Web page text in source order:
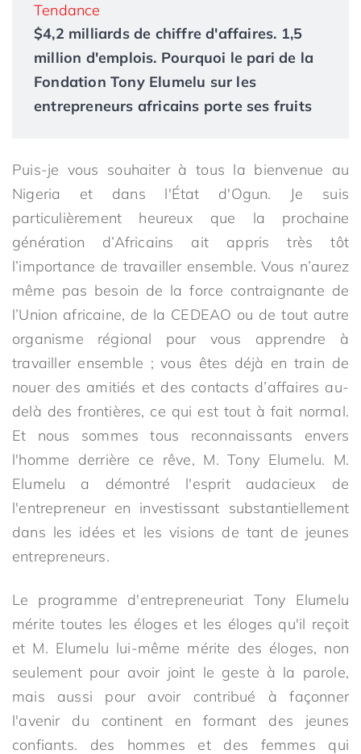
Tendance
$4,2 milliards de chiffre d'affaires. 1,5
million d'emplois. Pourquoi le pari de la
Fondation Tony Elumelu sur les
entrepreneurs africains porte ses fruits
Puis-je vous souhaiter à tous la bienvenue au
Nigeria et dans l'État d'Ogun. Je suis
particulièrement heureux que la prochaine
génération d’Africains ait appris très tôt
l’importance de travailler ensemble. Vous n’aurez
même pas besoin de la force contraignante de
l’Union africaine, de la CEDEAO ou de tout autre
organisme régional pour vous apprendre à
travailler ensemble ; vous êtes déjà en train de
nouer des amitiés et des contacts d’affaires au-
delà des frontières, ce qui est tout à fait normal.
Et nous sommes tous reconnaissants envers
l'homme derrière ce rêve, M. Tony Elumelu. M.
Elumelu a démontré l'esprit audacieux de
l'entrepreneur en investissant substantiellement
dans les idées et les visions de tant de jeunes
entrepreneurs.
Le programme d'entrepreneuriat Tony Elumelu
mérite toutes les éloges et les éloges qu'il reçoit
et M. Elumelu lui-même mérite des éloges, non
seulement pour avoir joint le geste à la parole,
mais aussi pour avoir contribué à façonner
l'avenir du continent en formant des jeunes
confiants. des hommes et des femmes qui